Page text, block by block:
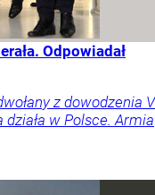
Odpowiadał
z dowodzenia V
w Polsce. Armia